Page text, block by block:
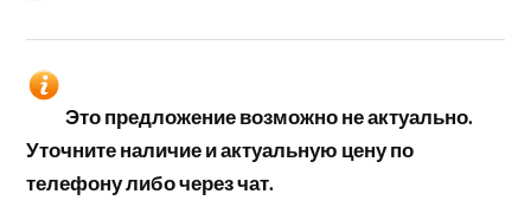
Это предложение возможно не актуально.
Уточните наличие и актуальную цену по
телефону либо через чат.